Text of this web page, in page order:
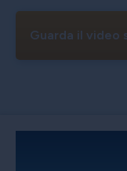
Guarda il video